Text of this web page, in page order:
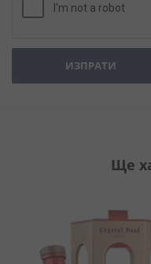
ИЗПРАТИ
Ще